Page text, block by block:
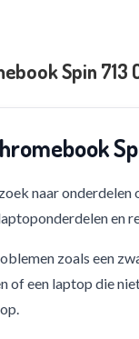
Spin 713
naar
en
zoals een
of een laptop die